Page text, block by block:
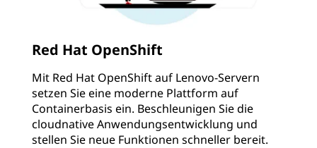
Red Hat OpenShift
Mit Red Hat OpenShift auf Lenovo-Servern
setzen Sie eine moderne Plattform auf
Containerbasis ein. Beschleunigen Sie die
cloudnative Anwendungsentwicklung und
stellen Sie neue Funktionen schneller bereit.